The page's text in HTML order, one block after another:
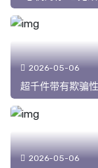
2026-05-06
超千件带有欺骗
2026-05-06